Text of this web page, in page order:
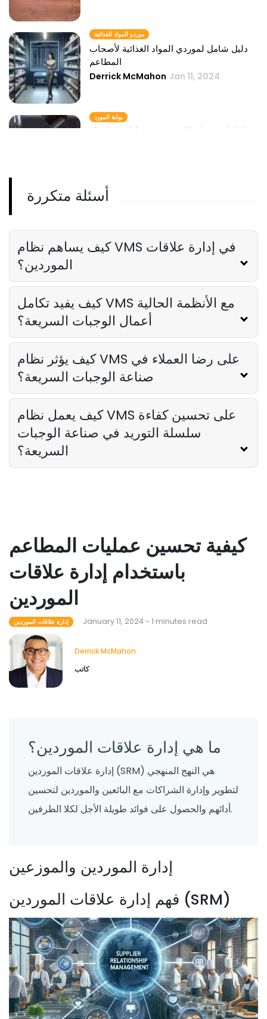
موردو المواد الغذائية
دليل شامل لموردي المواد الغذائية لأصحاب
المطاعم
Derrick McMahon Jan 11, 2024
بوابة المورد
دليل لدمج بوابة المورد في عمليات مطعمك
موردو المواد الغذائية للمطاعم
Derrick McMahon Jan 11, 2024
أسئلة متكررة
كيف يساهم نظام VMS في إدارة علاقات
الموردين؟
كيف يفيد تكامل VMS مع الأنظمة الحالية
أعمال الوجبات السريعة؟
كيف يؤثر نظام VMS على رضا العملاء في
صناعة الوجبات السريعة؟
كيف يعمل نظام VMS على تحسين كفاءة
سلسلة التوريد في صناعة الوجبات
السريعة؟
كيفية تحسين عمليات المطاعم
باستخدام إدارة علاقات
الموردين
إدارة علاقات الموردين January 11, 2024 - 1 minutes read
Derrick McMahon
كاتب
ما هي إدارة علاقات الموردين؟
إدارة علاقات الموردين (SRM) هي النهج المنهجي
لتطوير وإدارة الشراكات مع البائعين والموردين لتحسين
أدائهم والحصول على فوائد طويلة الأجل لكلا الطرفين.
إدارة الموردين والموزعين
فهم إدارة علاقات الموردين (SRM)